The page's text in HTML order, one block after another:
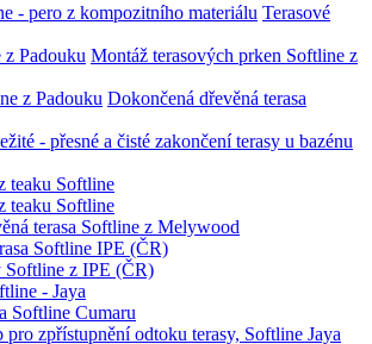
Terasové
Montáž terasových prken Softline z
Dokončená dřevěná terasa
teaku Softline
teaku Softline
terasa Softline z Melywood
Softline IPE (ČR)
Softline z IPE (ČR)
- Jaya
Softline Cumaru